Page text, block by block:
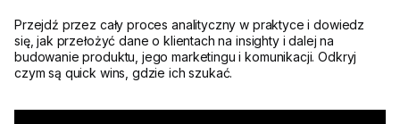
Przejdź przez cały proces analityczny w praktyce i dowiedz
się, jak przełożyć dane o klientach na insighty i dalej na
budowanie produktu, jego marketingu i komunikacji. Odkryj
czym są quick wins, gdzie ich szukać.